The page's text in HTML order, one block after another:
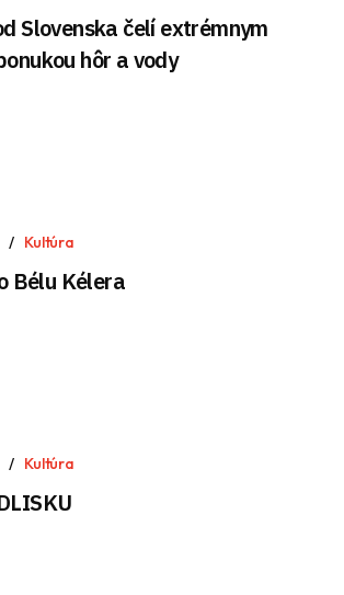
Slovenska čelí extrémnym
hôr a vody
Kultúra
Bélu Kélera
Kultúra